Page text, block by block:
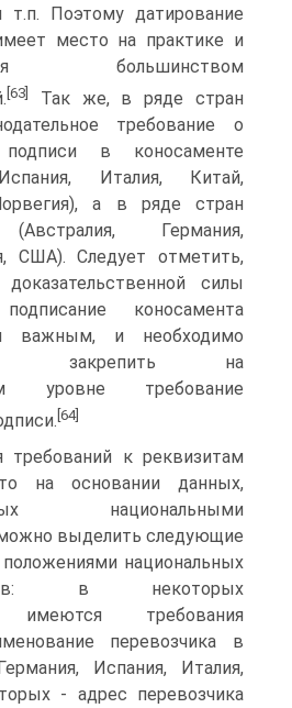
т.п. Поэтому датирование
место на практике и
большинством
[63]
Так же, в ряде стран
требование о
подписи в коносаменте
Италия, Китай,
а в ряде стран
(Австралия, Германия,
США). Следует отметить,
силы
коносамента
важным, и необходимо
закрепить на
уровне требование
[64]
требований к реквизитам
на основании данных,
национальными
выделить следующие
национальных
в некоторых
имеются требования
перевозчика в
Испания, Италия,
- адрес перевозчика